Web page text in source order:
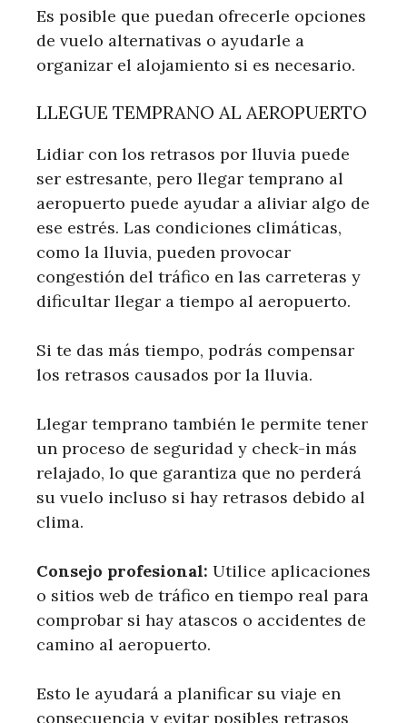
Es posible que puedan ofrecerle opciones
de vuelo alternativas o ayudarle a
organizar el alojamiento si es necesario.
LLEGUE TEMPRANO AL AEROPUERTO
Lidiar con los retrasos por lluvia puede
ser estresante, pero llegar temprano al
aeropuerto puede ayudar a aliviar algo de
ese estrés. Las condiciones climáticas,
como la lluvia, pueden provocar
congestión del tráfico en las carreteras y
dificultar llegar a tiempo al aeropuerto.
Si te das más tiempo, podrás compensar
los retrasos causados ​​por la lluvia.
Llegar temprano también le permite tener
un proceso de seguridad y check-in más
relajado, lo que garantiza que no perderá
su vuelo incluso si hay retrasos debido al
clima.
Consejo profesional: Utilice aplicaciones
o sitios web de tráfico en tiempo real para
comprobar si hay atascos o accidentes de
camino al aeropuerto.
Esto le ayudará a planificar su viaje en
consecuencia y evitar posibles retrasos